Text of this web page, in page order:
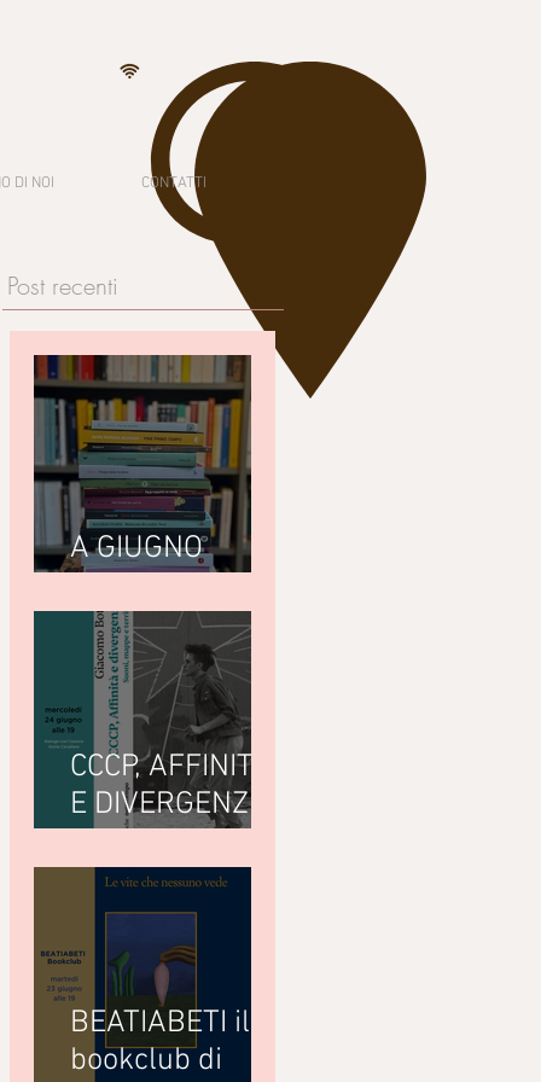
DI NOI CONTATTI
Post recenti
A GIUGNO
CCCP, AFFINITÀ
E DIVERGENZE
Bottà
(Nottetempo)
BEATIABETI il
bookclub di